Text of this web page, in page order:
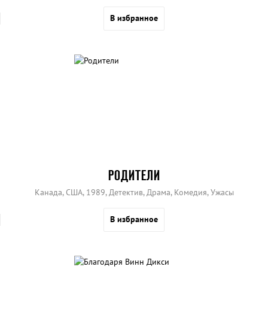
В избранное
РОДИТЕЛИ
Канада, США, 1989, Детектив, Драма, Комедия, Ужасы
В избранное